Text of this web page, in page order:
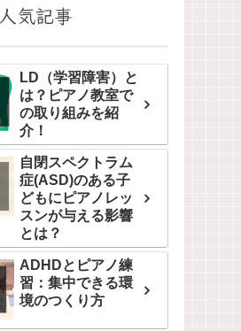
人気記事
LD（学習障害）と
は？ピアノ教室で
の取り組みを紹
介！
自閉スペクトラム
症(ASD)のある子
どもにピアノレッ
スンが与える影響
とは？
ADHDとピアノ練
習：集中できる環
境のつくり方